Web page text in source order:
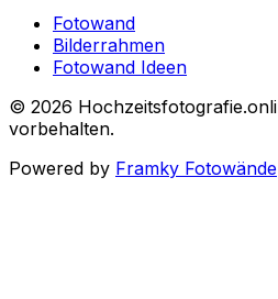
Fotowand
Bilderrahmen
Fotowand Ideen
© 2026
vorbehalten.
Powered by Framky Fotowände